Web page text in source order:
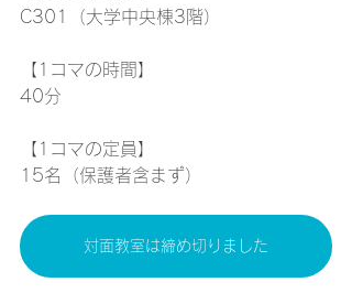
C301（大学中央棟3階）
【1コマの時間】
40分
【1コマの定員】
15名（保護者含まず）
対面教室は締め切りました